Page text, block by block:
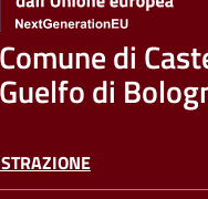
Comune di
Guelfo di